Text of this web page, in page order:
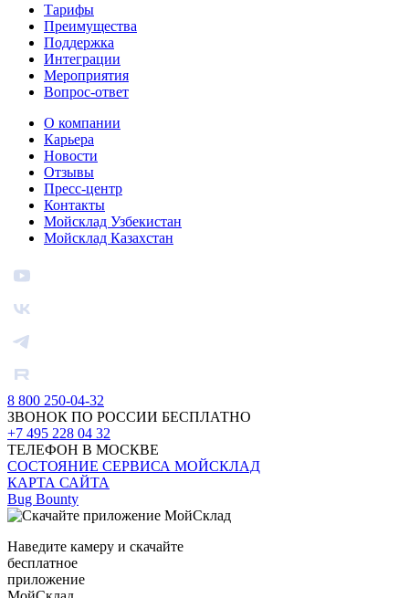
Тарифы
Преимущества
Поддержка
Интеграции
Мероприятия
Вопрос-ответ
О компании
Карьера
Новости
Отзывы
Пресс-центр
Контакты
Мойсклад Узбекистан
Мойсклад Казахстан
8 800 250-04-32
ЗВОНОК ПО РОССИИ БЕСПЛАТНО
+7 495 228 04 32
ТЕЛЕФОН В МОСКВЕ
СОСТОЯНИЕ СЕРВИСА МОЙСКЛАД
КАРТА САЙТА
Bug Bounty
Наведите камеру и скачайте
бесплатное
приложение